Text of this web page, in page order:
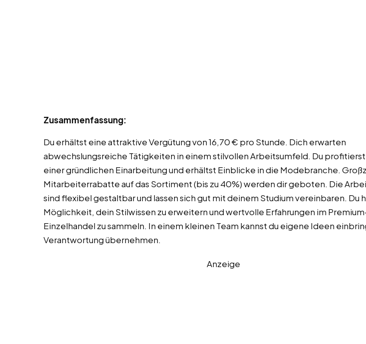
Zusammenfassung:
Du erhältst eine attraktive Vergütung von 16,70 € pro Stunde. Dich erwarten
abwechslungsreiche Tätigkeiten in einem stilvollen Arbeitsumfeld. Du
einer gründlichen Einarbeitung und erhältst Einblicke in die Modebranche.
Mitarbeiterrabatte auf das Sortiment (bis zu 40%) werden dir geboten. Die
sind flexibel gestaltbar und lassen sich gut mit deinem Studium vereinbaren. Du
Möglichkeit, dein Stilwissen zu erweitern und wertvolle Erfahrungen im
Einzelhandel zu sammeln. In einem kleinen Team kannst du eigene Ideen
Verantwortung übernehmen.
Anzeige